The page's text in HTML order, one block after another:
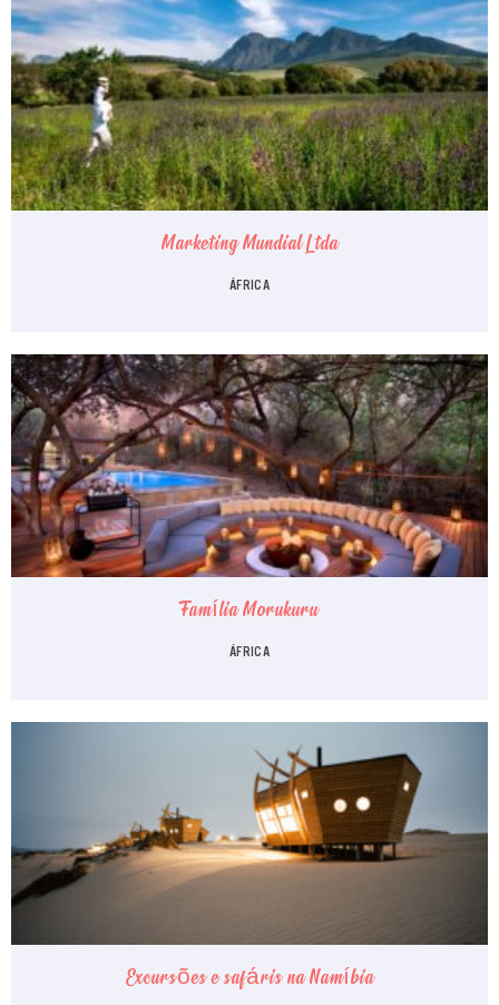
Marketing Mundial Ltda
ÁFRICA
Família Morukuru
ÁFRICA
Excursões e safáris na Namíbia